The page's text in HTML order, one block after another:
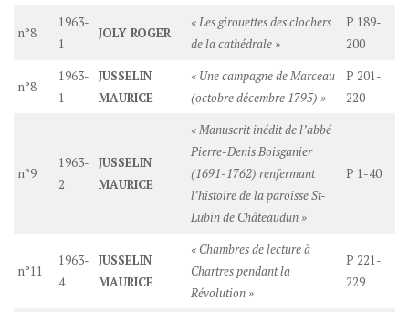
n°8
1963-
1
JOLY ROGER
« Les girouettes des clochers
de la cathédrale »
P 189-
200
n°8
1963-
1
JUSSELIN
MAURICE
« Une campagne de Marceau
(octobre décembre 1795) »
P 201-
220
n°9
1963-
2
JUSSELIN
MAURICE
« Manuscrit inédit de l’abbé
Pierre-Denis Boisganier
(1691-1762) renfermant
l’histoire de la paroisse St-
Lubin de Châteaudun »
P 1-40
n°11
1963-
4
JUSSELIN
MAURICE
« Chambres de lecture à
Chartres pendant la
Révolution »
P 221-
229